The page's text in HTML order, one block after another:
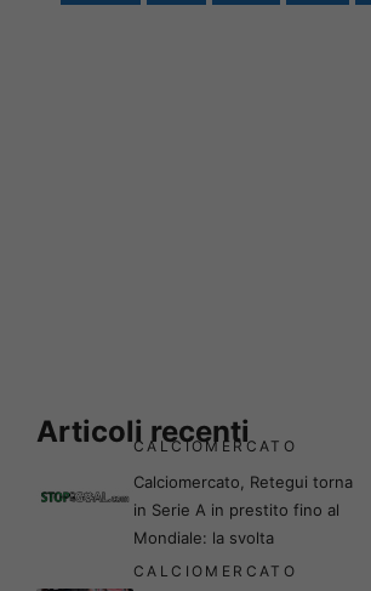
Articoli recenti
CALCIOMERCATO
Calciomercato, Retegui torna
in Serie A in prestito fino al
Mondiale: la svolta
CALCIOMERCATO